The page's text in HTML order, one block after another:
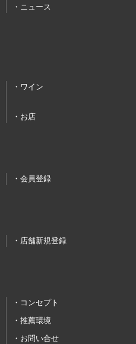
ニュース
ワイン
お店
会員登録
店舗新規登録
コンセプト
推薦環境
お問い合せ